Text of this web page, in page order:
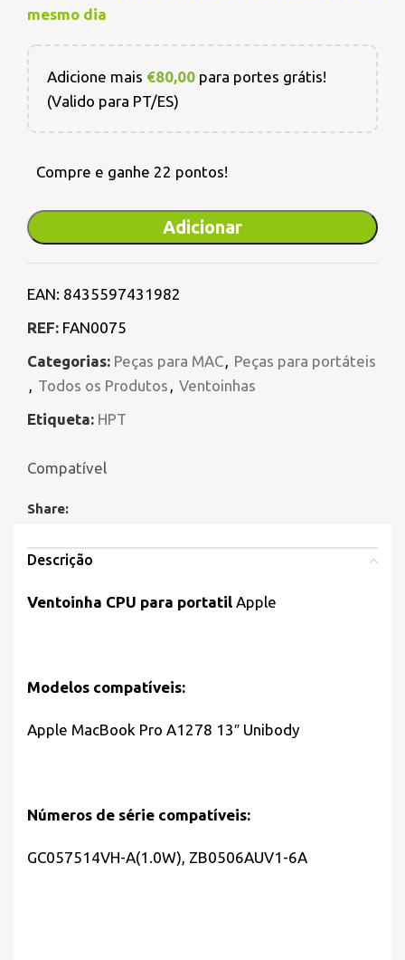
mesmo dia
Adicione mais €80,00 para portes grátis!
(Valido para PT/ES)
Compre e ganhe 22 pontos!
Adicionar
EAN: 8435597431982
REF: FAN0075
Categorias: Peças para MAC, Peças para portáteis
, Todos os Produtos , Ventoinhas
Etiqueta: HPT
Compatível
Share:
Descrição
Ventoinha CPU para portatil Apple
Modelos compatíveis:
Apple MacBook Pro A1278 13″ Unibody
Números de série compatíveis:
GC057514VH-A(1.0W), ZB0506AUV1-6A